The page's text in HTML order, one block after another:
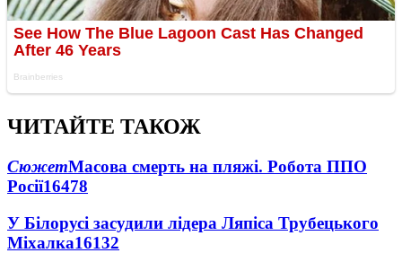
ЧИТАЙТЕ ТАКОЖ
СюжетМасова смерть на пляжі. Робота ППО
Росії16478
У Білорусі засудили лідера Ляпіса Трубецького
Міхалка16132